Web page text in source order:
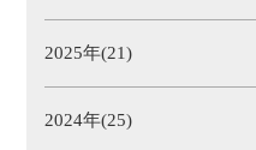
2025年(21)
2024年(25)